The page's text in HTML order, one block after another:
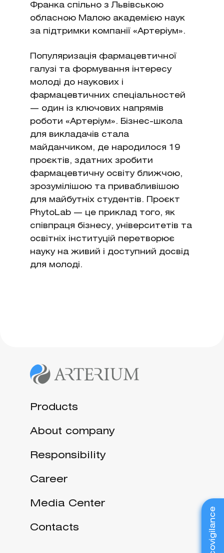
Франка спільно з Львівською
обласною Малою академією наук
за підтримки компанії «Артеріум».
Популяризація фармацевтичної
галузі та формування інтересу
молоді до наукових і
фармацевтичних спеціальностей
— один із ключових напрямів
роботи «Артеріум». Бізнес-школа
для викладачів стала
майданчиком, де народилося 19
проєктів, здатних зробити
фармацевтичну освіту ближчою,
зрозумілішою та привабливішою
для майбутніх студентів. Проєкт
PhytoLab — це приклад того, як
співпраця бізнесу, університетів та
освітніх інституцій перетворює
науку на живий і доступний досвід
для молоді.
Products
About company
Responsibility
Career
Media Center
Contacts